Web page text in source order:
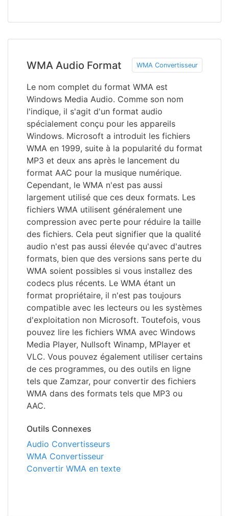
WMA Audio Format WMA Convertisseur
Le nom complet du format WMA est
Windows Media Audio. Comme son nom
l'indique, il s'agit d'un format audio
spécialement conçu pour les appareils
Windows. Microsoft a introduit les fichiers
WMA en 1999, suite à la popularité du format
MP3 et deux ans après le lancement du
format AAC pour la musique numérique.
Cependant, le WMA n'est pas aussi
largement utilisé que ces deux formats. Les
fichiers WMA utilisent généralement une
compression avec perte pour réduire la taille
des fichiers. Cela peut signifier que la qualité
audio n'est pas aussi élevée qu'avec d'autres
formats, bien que des versions sans perte du
WMA soient possibles si vous installez des
codecs plus récents. Le WMA étant un
format propriétaire, il n'est pas toujours
compatible avec les lecteurs ou les systèmes
d'exploitation non Microsoft. Toutefois, vous
pouvez lire les fichiers WMA avec Windows
Media Player, Nullsoft Winamp, MPlayer et
VLC. Vous pouvez également utiliser certains
de ces programmes, ou des outils en ligne
tels que Zamzar, pour convertir des fichiers
WMA dans des formats tels que MP3 ou
AAC.
Outils Connexes
Audio Convertisseurs
WMA Convertisseur
Convertir WMA en texte